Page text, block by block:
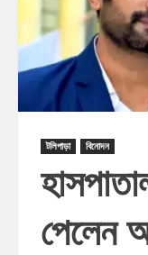
টলিপাড়া বিনোদন
পেলেন